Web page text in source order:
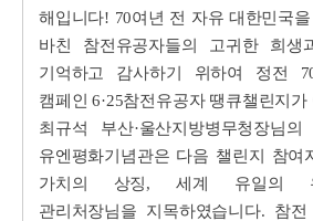
해입니다! 70여년 전 자유 대한민국
바친 참전유공자들의 고귀한 희생
기억하고 감사하기 위하여 정전
캠페인 6·25참전유공자 땡큐챌린지
최규석 부산·울산지방병무청장님
유엔평화기념관은 다음 챌린지 참여
가치의 상징, 세계 유일의 유
관리처장님을 지목하였습니다. 참